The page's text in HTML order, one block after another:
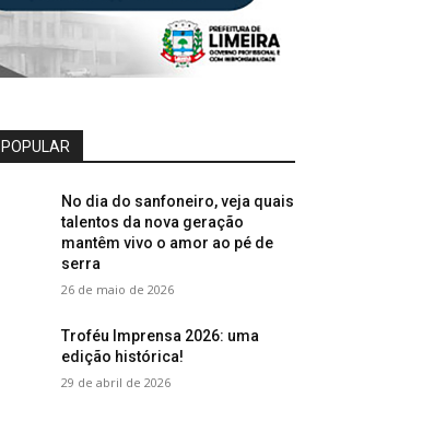
No dia do sanfoneiro, veja quais
talentos da nova geração
mantêm vivo o amor ao pé de
serra
26 de maio de 2026
Troféu Imprensa 2026: uma
edição histórica!
29 de abril de 2026